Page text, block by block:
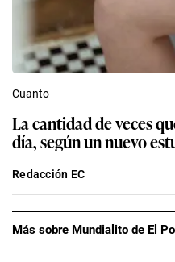
Cuanto
La cantidad de veces
día, según un nuevo
Redacción EC
Más sobre Mundialito de El